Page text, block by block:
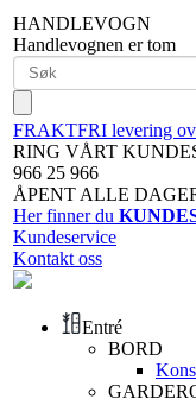
HANDLEVOGN
Handlevognen er tom
FRAKTFRI levering
RING VÅRT
966 25 966
ÅPENT ALLE
Her finner du
Kundeservice
Kontakt oss
Entré
BORD